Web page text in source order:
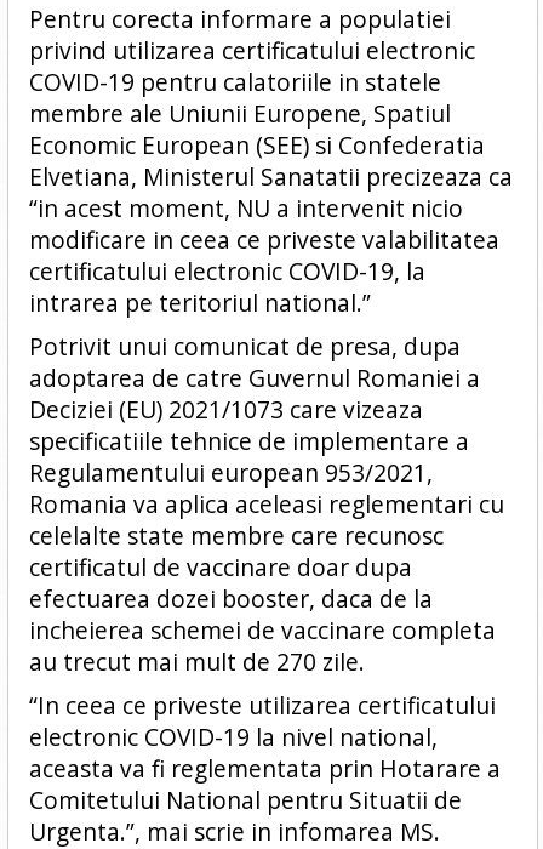
Pentru corecta informare a populatiei
privind utilizarea certificatului electronic
COVID-19 pentru calatoriile in statele
membre ale Uniunii Europene, Spatiul
Economic European (SEE) si Confederatia
Elvetiana, Ministerul Sanatatii precizeaza ca
“in acest moment, NU a intervenit nicio
modificare in ceea ce priveste valabilitatea
certificatului electronic COVID-19, la
intrarea pe teritoriul national.”
Potrivit unui comunicat de presa, dupa
adoptarea de catre Guvernul Romaniei a
Deciziei (EU) 2021/1073 care vizeaza
specificatiile tehnice de implementare a
Regulamentului european 953/2021,
Romania va aplica aceleasi reglementari cu
celelalte state membre care recunosc
certificatul de vaccinare doar dupa
efectuarea dozei booster, daca de la
incheierea schemei de vaccinare completa
au trecut mai mult de 270 zile.
“In ceea ce priveste utilizarea certificatului
electronic COVID-19 la nivel national,
aceasta va fi reglementata prin Hotarare a
Comitetului National pentru Situatii de
Urgenta.”, mai scrie in infomarea MS.